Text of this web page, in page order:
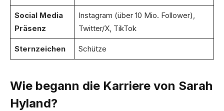
Social Media
Präsenz
Instagram (über 10 Mio. Follower),
Twitter/X, TikTok
Sternzeichen Schütze
Wie begann die Karriere von Sarah
Hyland?